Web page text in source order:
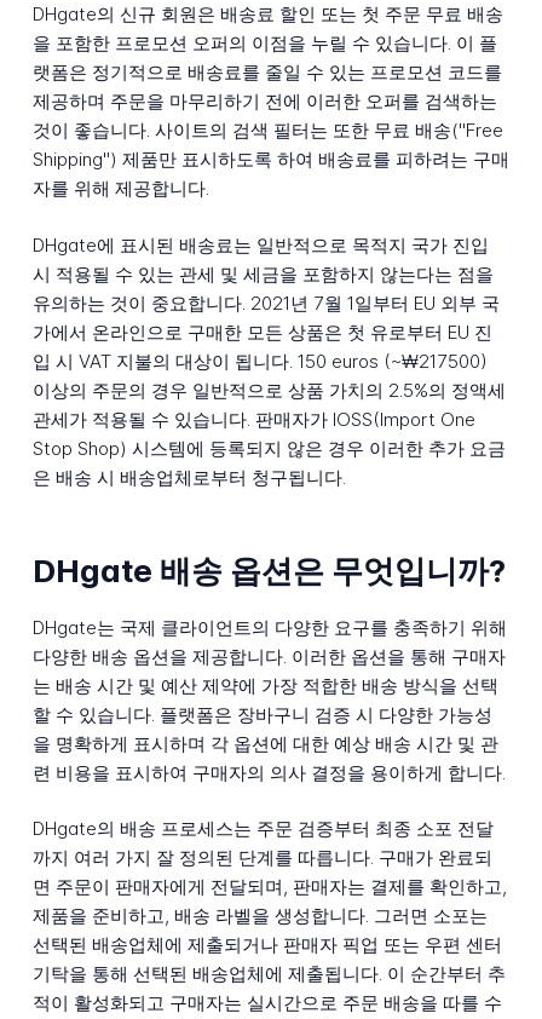
DHgate의 신규 회원은 배송료 할인 또는 첫 주문 무료 배송
을 포함한 프로모션 오퍼의 이점을 누릴 수 있습니다. 이 플
랫폼은 정기적으로 배송료를 줄일 수 있는 프로모션 코드를
제공하며 주문을 마무리하기 전에 이러한 오퍼를 검색하는
것이 좋습니다. 사이트의 검색 필터는 또한 무료 배송("Free
Shipping") 제품만 표시하도록 하여 배송료를 피하려는 구매
자를 위해 제공합니다.
DHgate에 표시된 배송료는 일반적으로 목적지 국가 진입
시 적용될 수 있는 관세 및 세금을 포함하지 않는다는 점을
유의하는 것이 중요합니다. 2021년 7월 1일부터 EU 외부 국
가에서 온라인으로 구매한 모든 상품은 첫 유로부터 EU 진
입 시 VAT 지불의 대상이 됩니다. 150 euros (~₩217500)
이상의 주문의 경우 일반적으로 상품 가치의 2.5%의 정액세
관세가 적용될 수 있습니다. 판매자가 IOSS(Import One
Stop Shop) 시스템에 등록되지 않은 경우 이러한 추가 요금
은 배송 시 배송업체로부터 청구됩니다.
DHgate 배송 옵션은 무엇입니까?
DHgate는 국제 클라이언트의 다양한 요구를 충족하기 위해
다양한 배송 옵션을 제공합니다. 이러한 옵션을 통해 구매자
는 배송 시간 및 예산 제약에 가장 적합한 배송 방식을 선택
할 수 있습니다. 플랫폼은 장바구니 검증 시 다양한 가능성
을 명확하게 표시하며 각 옵션에 대한 예상 배송 시간 및 관
련 비용을 표시하여 구매자의 의사 결정을 용이하게 합니다.
DHgate의 배송 프로세스는 주문 검증부터 최종 소포 전달
까지 여러 가지 잘 정의된 단계를 따릅니다. 구매가 완료되
면 주문이 판매자에게 전달되며, 판매자는 결제를 확인하고,
제품을 준비하고, 배송 라벨을 생성합니다. 그러면 소포는
선택된 배송업체에 제출되거나 판매자 픽업 또는 우편 센터
기탁을 통해 선택된 배송업체에 제출됩니다. 이 순간부터 추
적이 활성화되고 구매자는 실시간으로 주문 배송을 따를 수